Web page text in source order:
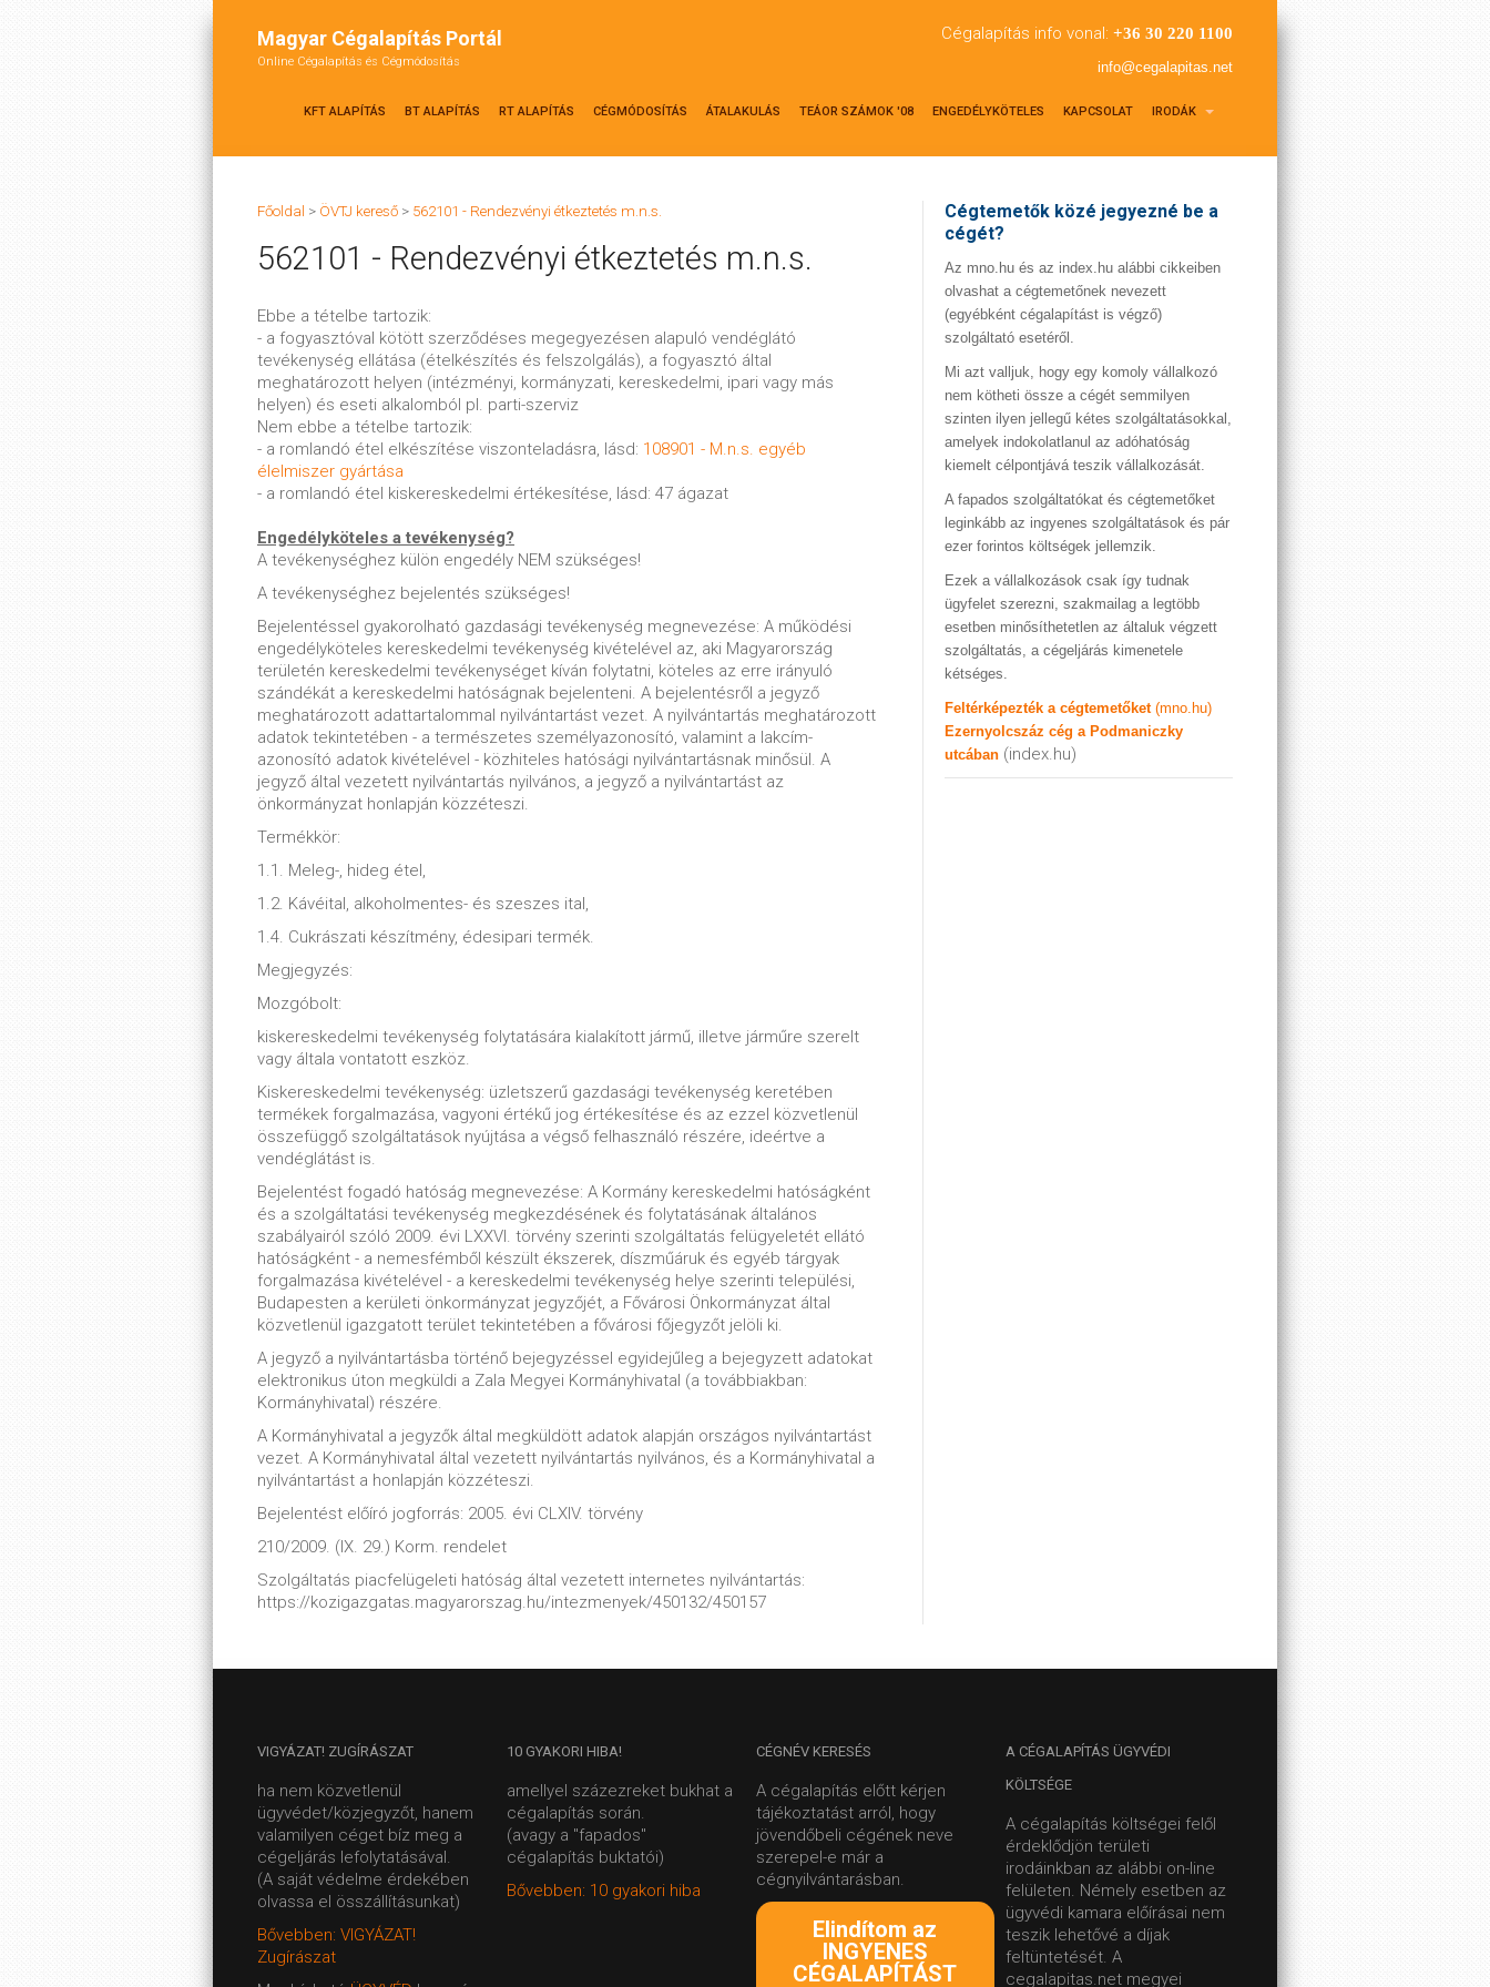
Magyar Cégalapítás Portál
Online Cégalapítás és Cégmódosítás
Cégalapítás info vonal: +36 30 220 1100
info@cegalapitas.net
KFT ALAPÍTÁS BT ALAPÍTÁS RT ALAPÍTÁS CÉGMÓDOSÍTÁS ÁTALAKULÁS TEÁOR SZÁMOK '08 ENGEDÉLYKÖTELES KAPCSOLAT IRODÁK
Főoldal > ÖVTJ kereső > 562101 - Rendezvényi étkeztetés m.n.s.
562101 - Rendezvényi étkeztetés m.n.s.
Ebbe a tételbe tartozik:
- a fogyasztóval kötött szerződéses megegyezésen alapuló vendéglátó
tevékenység ellátása (ételkészítés és felszolgálás), a fogyasztó által
meghatározott helyen (intézményi, kormányzati, kereskedelmi, ipari vagy más
helyen) és eseti alkalomból pl. parti-szerviz
Nem ebbe a tételbe tartozik:
- a romlandó étel elkészítése viszonteladásra, lásd: 108901 - M.n.s. egyéb
élelmiszer gyártása
- a romlandó étel kiskereskedelmi értékesítése, lásd: 47 ágazat
Engedélyköteles a tevékenység?
A tevékenységhez külön engedély NEM szükséges!
A tevékenységhez bejelentés szükséges!
Bejelentéssel gyakorolható gazdasági tevékenység megnevezése: A működési
engedélyköteles kereskedelmi tevékenység kivételével az, aki Magyarország
területén kereskedelmi tevékenységet kíván folytatni, köteles az erre irányuló
szándékát a kereskedelmi hatóságnak bejelenteni. A bejelentésről a jegyző
meghatározott adattartalommal nyilvántartást vezet. A nyilvántartás meghatározott
adatok tekintetében - a természetes személyazonosító, valamint a lakcím-
azonosító adatok kivételével - közhiteles hatósági nyilvántartásnak minősül. A
jegyző által vezetett nyilvántartás nyilvános, a jegyző a nyilvántartást az
önkormányzat honlapján közzéteszi.
Termékkör:
1.1. Meleg-, hideg étel,
1.2. Kávéital, alkoholmentes- és szeszes ital,
1.4. Cukrászati készítmény, édesipari termék.
Megjegyzés:
Mozgóbolt:
kiskereskedelmi tevékenység folytatására kialakított jármű, illetve járműre szerelt
vagy általa vontatott eszköz.
Kiskereskedelmi tevékenység: üzletszerű gazdasági tevékenység keretében
termékek forgalmazása, vagyoni értékű jog értékesítése és az ezzel közvetlenül
összefüggő szolgáltatások nyújtása a végső felhasználó részére, ideértve a
vendéglátást is.
Bejelentést fogadó hatóság megnevezése: A Kormány kereskedelmi hatóságként
és a szolgáltatási tevékenység megkezdésének és folytatásának általános
szabályairól szóló 2009. évi LXXVI. törvény szerinti szolgáltatás felügyeletét ellátó
hatóságként - a nemesfémből készült ékszerek, díszműáruk és egyéb tárgyak
forgalmazása kivételével - a kereskedelmi tevékenység helye szerinti települési,
Budapesten a kerületi önkormányzat jegyzőjét, a Fővárosi Önkormányzat által
közvetlenül igazgatott terület tekintetében a fővárosi főjegyzőt jelöli ki.
A jegyző a nyilvántartásba történő bejegyzéssel egyidejűleg a bejegyzett adatokat
elektronikus úton megküldi a Zala Megyei Kormányhivatal (a továbbiakban:
Kormányhivatal) részére.
A Kormányhivatal a jegyzők által megküldött adatok alapján országos nyilvántartást
vezet. A Kormányhivatal által vezetett nyilvántartás nyilvános, és a Kormányhivatal a
nyilvántartást a honlapján közzéteszi.
Bejelentést előíró jogforrás: 2005. évi CLXIV. törvény
210/2009. (IX. 29.) Korm. rendelet
Szolgáltatás piacfelügeleti hatóság által vezetett internetes nyilvántartás:
https://kozigazgatas.magyarorszag.hu/intezmenyek/450132/450157
Cégtemetők közé jegyezné be a
cégét?
Az mno.hu és az index.hu alábbi cikkeiben
olvashat a cégtemetőnek nevezett
(egyébként cégalapítást is végző)
szolgáltató esetéről.
Mi azt valljuk, hogy egy komoly vállalkozó
nem kötheti össze a cégét semmilyen
szinten ilyen jellegű kétes szolgáltatásokkal,
amelyek indokolatlanul az adóhatóság
kiemelt célpontjává teszik vállalkozását.
A fapados szolgáltatókat és cégtemetőket
leginkább az ingyenes szolgáltatások és pár
ezer forintos költségek jellemzik.
Ezek a vállalkozások csak így tudnak
ügyfelet szerezni, szakmailag a legtöbb
esetben minősíthetetlen az általuk végzett
szolgáltatás, a cégeljárás kimenetele
kétséges.
Feltérképezték a cégtemetőket (mno.hu)
Ezernyolcszáz cég a Podmaniczky
utcában (index.hu)
VIGYÁZAT! ZUGÍRÁSZAT
ha nem közvetlenül
ügyvédet/közjegyzőt, hanem
valamilyen céget bíz meg a
cégeljárás lefolytatásával.
(A saját védelme érdekében
olvassa el összállításunkat)
Bővebben: VIGYÁZAT!
Zugírászat
10 GYAKORI HIBA!
amellyel százezreket bukhat a
cégalapítás során.
(avagy a "fapados"
cégalapítás buktatói)
Bővebben: 10 gyakori hiba
CÉGNÉV KERESÉS
A cégalapítás előtt kérjen
tájékoztatást arról, hogy
jövendőbeli cégének neve
szerepel-e már a
cégnyilvántarásban.
Elindítom az
INGYENES
CÉGALAPÍTÁST
A CÉGALAPÍTÁS ÜGYVÉDI
KÖLTSÉGE
A cégalapítás költségei felől
érdeklődjön területi
irodáinkban az alábbi on-line
felületen. Némely esetben az
ügyvédi kamara előírásai nem
teszik lehetővé a díjak
feltüntetését. A
cegalapitas.net megyei